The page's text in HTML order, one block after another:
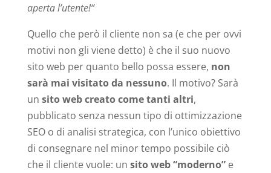
aperta l’utente!“
Quello che però il cliente non sa (e che per ovvi
motivi non gli viene detto) è che il suo nuovo
sito web per quanto bello possa essere, non
sarà mai visitato da nessuno. Il motivo? Sarà
un sito web creato come tanti altri,
pubblicato senza nessun tipo di ottimizzazione
SEO o di analisi strategica, con l’unico obiettivo
di consegnare nel minor tempo possibile ciò
che il cliente vuole: un sito web “moderno”e